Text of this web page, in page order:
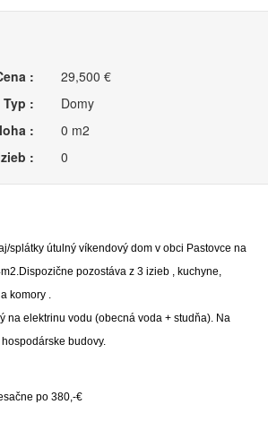
:
29,500 €
Typ :
Domy
:
0 m2
:
0
splátky útulný víkendový dom v obci Pastovce na
pozostáva z 3 izieb , kuchyne,
komory .
na elektrinu vodu (obecná voda + studňa). Na
budovy.
po 380,-€